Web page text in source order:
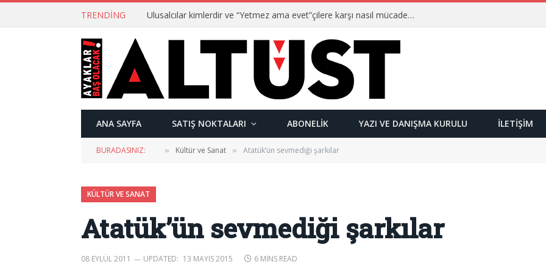
TRENDING Ulusalcılar kimlerdir ve “Yetmez ama evet”çilere karşı nasıl mücadele ederler?
ANA SAYFA SATIŞ NOKTALARI ABONELIK YAZI VE DANIŞMA KURULU İLETIŞIM
BURADASINIZ: » Kültür ve Sanat » Atatük’ün sevmediği şarkılar
KÜLTÜR VE SANAT
Atatük’ün sevmediği şarkılar
08 EYLÜL 2011 UPDATED: 13 MAYIS 2015 6 MINS READ